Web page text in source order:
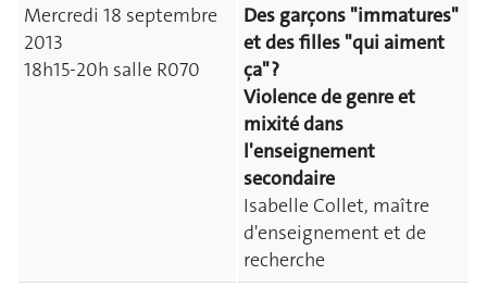
Mercredi 18 septembre
2013
18h15-20h salle R070
Des garçons "immatures"
et des filles "qui aiment
ça" ?
Violence de genre et
mixité dans
l'enseignement
secondaire
Isabelle Collet, maître
d'enseignement et de
recherche